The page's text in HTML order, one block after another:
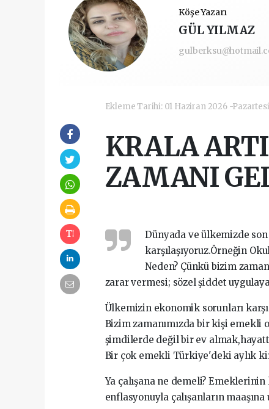
Köşe Yazarı
GÜL YILMAZ
Ekleme Tarihi: 01 Haziran 2026 -Pazartesi
KRALA
ZAMANI
Dünyada ve ülkemizde
karşılaşıyoruz.Örneğin
Neden? Çünkü bizim
zarar vermesi; sözel şiddet
Ülkemizin ekonomik sorunları
Bizim zamanımızda bir kişi
şimdilerde değil bir ev
Bir çok emekli Türkiye'deki aylık
Ya çalışana ne demeli? Emeklerinin
enflasyonuyla çalışanların